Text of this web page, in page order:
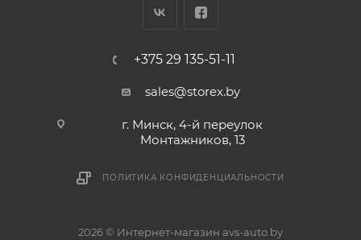
+375 29 135-51-11
sales@storex.by
г. Минск, 4-й переулок
Монтажников, 13
ПОЛИТИКА КОНФИДЕНЦИАЛЬНОСТИ
2026 © Интернет-магазин avs-auto.by